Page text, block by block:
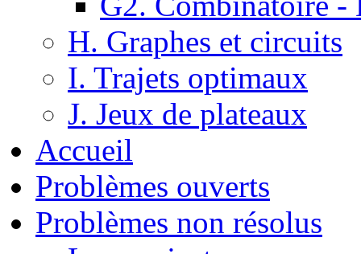
H. Graphes et circuits
I. Trajets optimaux
J. Jeux de plateaux
Accueil
Problèmes ouverts
Problèmes non résolus